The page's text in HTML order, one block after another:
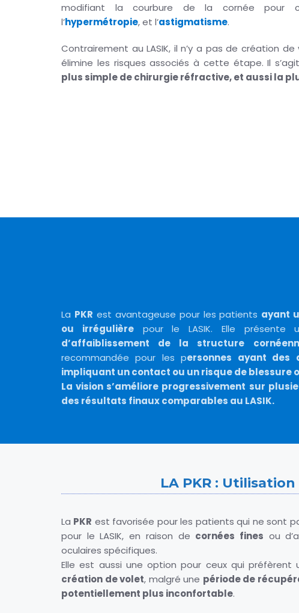
modifiant la courbure de la cornée pour
l’hypermétropie, et l’astigmatisme.
Contrairement au LASIK, il n’y a pas de création
élimine les risques associés à cette étape. Il
plus simple de chirurgie réfractive, et aussi la
La PKR est avantageuse pour les patients ayant
ou irrégulièrepour le LASIK. Elle présente
d’affaiblissement de la structure
recommandée pour les personnes ayant des
impliquant un contact ou un risque de blessure
La vision s’améliore progressivement sur
des résultats finaux comparables au LASIK.
LA PKR : Utilisation
La PKR est favorisée pour les patients qui ne sont
pour le LASIK, en raison de cornées fines ou
oculaires spécifiques.
Elle est aussi une option pour ceux qui préfèrent
création de volet, malgré une période de
potentiellement plus inconfortable.